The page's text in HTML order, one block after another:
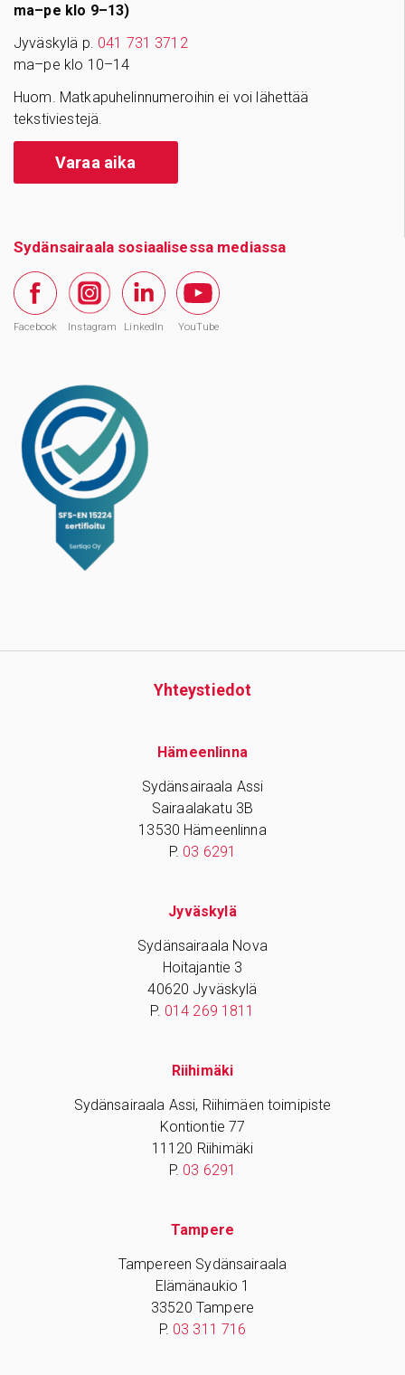
ma–pe klo 9–13)
Jyväskylä p. 041 731 3712
ma–pe klo 10–14
Huom. Matkapuhelinnumeroihin ei voi lähettää
tekstiviestejä.
Varaa aika
Sydänsairaala sosiaalisessa mediassa
Facebook Instagram LinkedIn YouTube
Yhteys­tiedot
Hämeenlinna
Sydänsairaala Assi
Sairaalakatu 3B
13530 Hämeenlinna
P. 03 6291
Jyväskylä
Sydänsairaala Nova
Hoitajantie 3
40620 Jyväskylä
P. 014 269 1811
Riihimäki
Sydänsairaala Assi, Riihimäen toimipiste
Kontiontie 77
11120 Riihimäki
P. 03 6291
Tampere
Tampereen Sydänsairaala
Elämänaukio 1
33520 Tampere
P. 03 311 716